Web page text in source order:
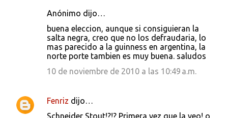
Anónimo dijo…
buena eleccion, aunque si consiguieran la
salta negra, creo que no los defraudaria, lo
mas parecido a la guinness en argentina, la
norte porte tambien es muy buena. saludos
10 de noviembre de 2010 a las 10:49 a.m.
Fenriz dijo…
Schneider Stout!?!? Primera vez que la veo! o